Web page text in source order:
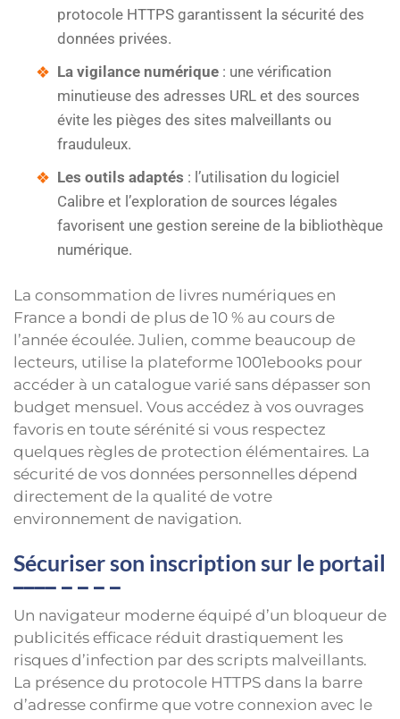
protocole HTTPS garantissent la sécurité des
données privées.
La vigilance numérique : une vérification
minutieuse des adresses URL et des sources
évite les pièges des sites malveillants ou
frauduleux.
Les outils adaptés : l’utilisation du logiciel
Calibre et l’exploration de sources légales
favorisent une gestion sereine de la bibliothèque
numérique.
La consommation de livres numériques en
France a bondi de plus de 10 % au cours de
l’année écoulée. Julien, comme beaucoup de
lecteurs, utilise la plateforme 1001ebooks pour
accéder à un catalogue varié sans dépasser son
budget mensuel. Vous accédez à vos ouvrages
favoris en toute sérénité si vous respectez
quelques règles de protection élémentaires. La
sécurité de vos données personnelles dépend
directement de la qualité de votre
environnement de navigation.
Sécuriser son inscription sur le portail
Un navigateur moderne équipé d’un bloqueur de
publicités efficace réduit drastiquement les
risques d’infection par des scripts malveillants.
La présence du protocole HTTPS dans la barre
d’adresse confirme que votre connexion avec le